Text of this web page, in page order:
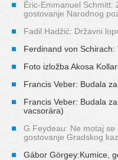
Éric-Emmanuel Schmitt:
gostovanje Narodnog
Fadil Hadžić: Državni
Ferdinand von Schirach:
Foto izložba Akosa
Francis Veber: Budala
Francis Veber: Budala
vacsorára)
G Feydeau: Ne motaj se
gostovanje Gradskog
Gábor Görgey:Kumice,